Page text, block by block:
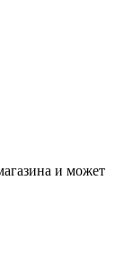
и может